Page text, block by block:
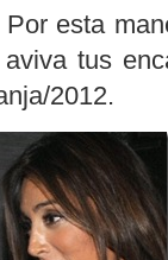
esta
tus
2012.